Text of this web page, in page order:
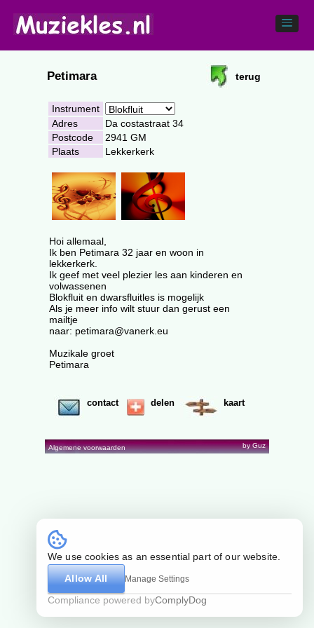
Petimara terug
Instrument
Adres
Da costastraat 34
Postcode
2941 GM
Plaats
Lekkerkerk
Hoi allemaal,
Ik ben Petimara 32 jaar en woon in
lekkerkerk.
Ik geef met veel plezier les aan kinderen en
volwassenen
Blokfluit en dwarsfluitles is mogelijk
Als je meer info wilt stuur dan gerust een
mailtje
naar: petimara@vanerk.eu
Muzikale groet
Petimara
contact delen kaart
Algemene voorwaarden by Guz
We use cookies as an essential part of our website.
Allow All
Manage Settings
Compliance powered byComplyDog